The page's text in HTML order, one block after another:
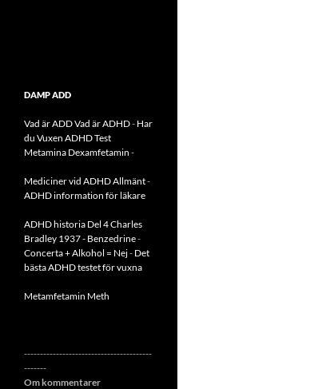
DAMP ADD
Vad är ADDVad är ADHD- Har
du Vuxen ADHD Test
Metamina Dexamfetamin -
Mediciner vid ADHD Allmänt-
ADHD information för läkare
ADHD historia Del 4 Charles
Bradley 1937 - Benzedrine-
Concerta + Alkohol = Nej- Det
bästa ADHD testet för vuxna
Metamfetamin Meth
----------------------------------------
-------
Om kommentarer